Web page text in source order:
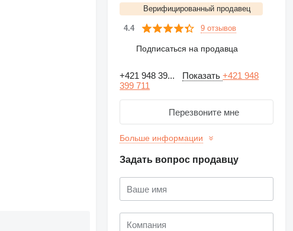
Верифицированный продавец
4.4 9 отзывов
Подписаться на продавца
+421 948 39... Показать+421 948
399 711
Перезвоните мне
Больше информации
Задать вопрос продавцу